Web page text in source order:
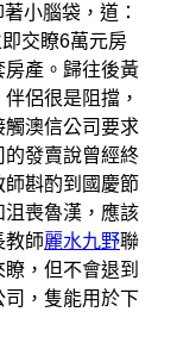
小腦袋，道：
交瞭6萬元房
產。歸往後黃
侶很是阻擋，
澳信公司要求
發賣說曾經終
斟酌到國慶節
喪魯漢，應該
教師麗水九野聯
，但不會退到
司，隻能用於下